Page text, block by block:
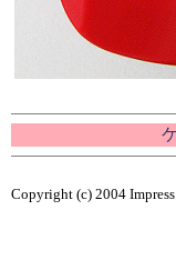
Copyright (c) 2004